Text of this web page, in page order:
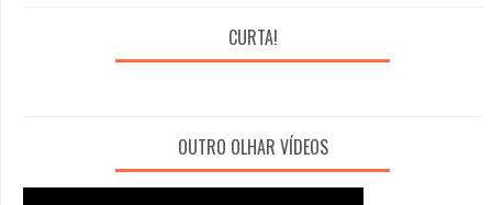
CURTA!
OUTRO OLHAR VÍDEOS